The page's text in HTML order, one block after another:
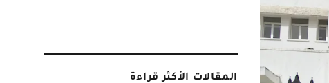
المقالات الأكثر قراءة